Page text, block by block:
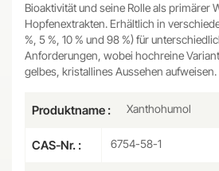
Bioaktivität und seine Rolle als primärer
Hopfenextrakten. Erhältlich in
%, 5 %, 10 % und 98 %) für
Anforderungen, wobei hochreine
gelbes, kristallines Aussehen aufweisen.
Produktname : Xanthohumol
CAS-Nr. : 6754-58-1